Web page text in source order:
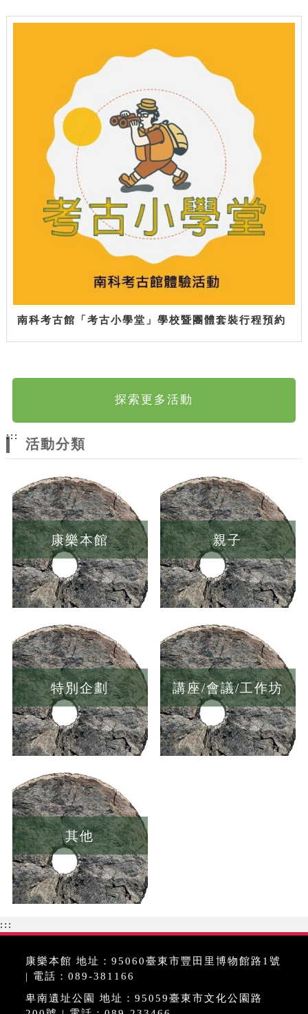
南科考古館「考古小學堂」學校暨團體套裝行程預約
探索更多活動
:::
活動分類
康樂本館 親子
特別企劃 講座/會議/工作坊
其他
:::
康樂本館 地址：95060臺東市豐田里博物館路1號
| 電話：089-381166
卑南遺址公園 地址：95059臺東市文化公園路